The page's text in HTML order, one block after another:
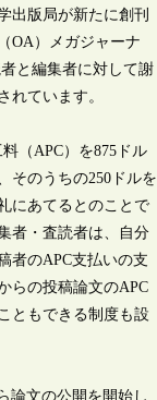
出版局が新たに創刊
OA）メガジャーナ
者と編集者に対して謝
れています。
（APC）を875ドル
そのうちの250ドルを
にあてるとのことで
者・査読者は、自分
者のAPC支払いの支
らの投稿論文のAPC
ともできる制度も設
論文の公開を開始し